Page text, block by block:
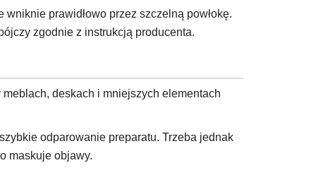
prawidłowo przez szczelną powłokę.
zgodnie z instrukcją producenta.
deskach i mniejszych elementach
odparowanie preparatu. Trzeba jednak
maskuje objawy.